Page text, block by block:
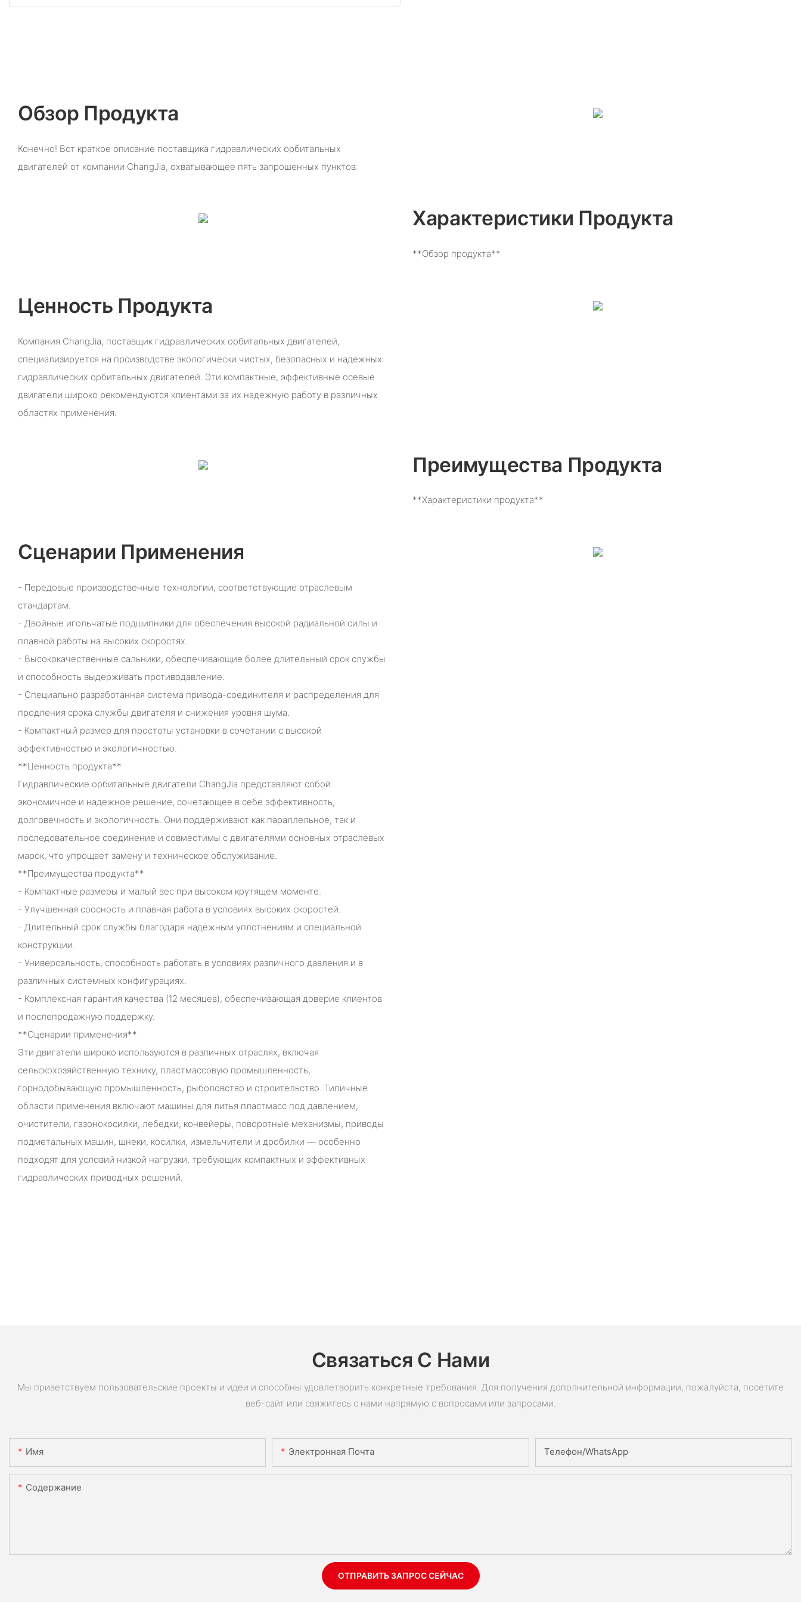
Обзор Продукта
Конечно! Вот краткое описание поставщика гидравлических орбитальных
двигателей от компании ChangJia, охватывающее пять запрошенных пунктов:
Характеристики Продукта
**Обзор продукта**
Ценность Продукта
Компания ChangJia, поставщик гидравлических орбитальных двигателей,
специализируется на производстве экологически чистых, безопасных и надежных
гидравлических орбитальных двигателей. Эти компактные, эффективные осевые
двигатели широко рекомендуются клиентами за их надежную работу в различных
областях применения.
Преимущества Продукта
**Характеристики продукта**
Сценарии Применения
- Передовые производственные технологии, соответствующие отраслевым
стандартам.
- Двойные игольчатые подшипники для обеспечения высокой радиальной силы и
плавной работы на высоких скоростях.
- Высококачественные сальники, обеспечивающие более длительный срок службы
и способность выдерживать противодавление.
- Специально разработанная система привода-соединителя и распределения для
продления срока службы двигателя и снижения уровня шума.
- Компактный размер для простоты установки в сочетании с высокой
эффективностью и экологичностью.
**Ценность продукта**
Гидравлические орбитальные двигатели ChangJia представляют собой
экономичное и надежное решение, сочетающее в себе эффективность,
долговечность и экологичность. Они поддерживают как параллельное, так и
последовательное соединение и совместимы с двигателями основных отраслевых
марок, что упрощает замену и техническое обслуживание.
**Преимущества продукта**
- Компактные размеры и малый вес при высоком крутящем моменте.
- Улучшенная соосность и плавная работа в условиях высоких скоростей.
- Длительный срок службы благодаря надежным уплотнениям и специальной
конструкции.
- Универсальность, способность работать в условиях различного давления и в
различных системных конфигурациях.
- Комплексная гарантия качества (12 месяцев), обеспечивающая доверие клиентов
и послепродажную поддержку.
**Сценарии применения**
Эти двигатели широко используются в различных отраслях, включая
сельскохозяйственную технику, пластмассовую промышленность,
горнодобывающую промышленность, рыболовство и строительство. Типичные
области применения включают машины для литья пластмасс под давлением,
очистители, газонокосилки, лебедки, конвейеры, поворотные механизмы, приводы
подметальных машин, шнеки, косилки, измельчители и дробилки — особенно
подходят для условий низкой нагрузки, требующих компактных и эффективных
гидравлических приводных решений.
Связаться С Нами
Мы приветствуем пользовательские проекты и идеи и способны удовлетворить конкретные требования. Для получения дополнительной информации, пожалуйста, посетите
веб-сайт или свяжитесь с нами напрямую с вопросами или запросами.
Имя Электронная Почта Телефон/WhatsApp
Содержание
ОТПРАВИТЬ ЗАПРОС СЕЙЧАС